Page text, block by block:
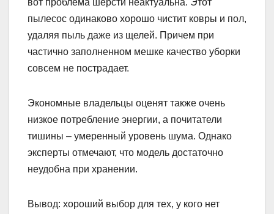
вот проблема шерсти неактуальна. Этот
пылесос одинаково хорошо чистит ковры и пол,
удаляя пыль даже из щелей. Причем при
частично заполненном мешке качество уборки
совсем не пострадает.
Экономные владельцы оценят также очень
низкое потребление энергии, а почитатели
тишины – умеренный уровень шума. Однако
эксперты отмечают, что модель достаточно
неудобна при хранении.
Вывод: хороший выбор для тех, у кого нет